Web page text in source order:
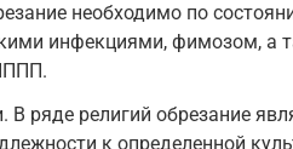
необходимо по
инфекциями, фимозом, а
ряде религий обрезание
к определенной